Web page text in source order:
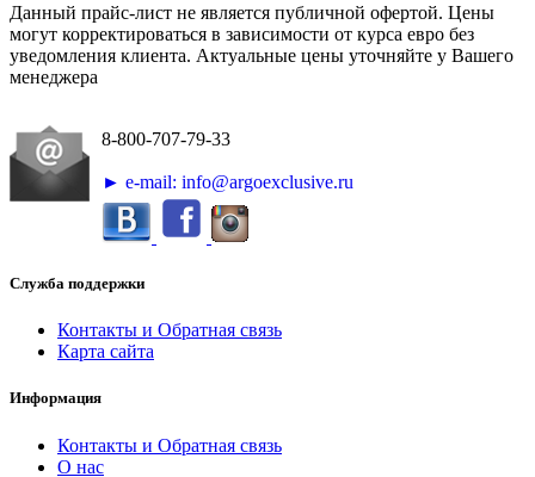
Данный прайс-лист не является публичной офертой. Цены
могут корректироваться в зависимости от курса евро без
уведомления клиента. Актуальные цены уточняйте у Вашего
менеджера
8-800-707-79-33
► e-mail: info@argoexclusive.ru
Служба поддержки
Контакты и Обратная связь
Карта сайта
Информация
Контакты и Обратная связь
О нас